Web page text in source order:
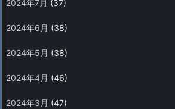
2024年7月 (37)
2024年6月 (38)
2024年5月 (38)
2024年4月 (46)
2024年3月 (47)